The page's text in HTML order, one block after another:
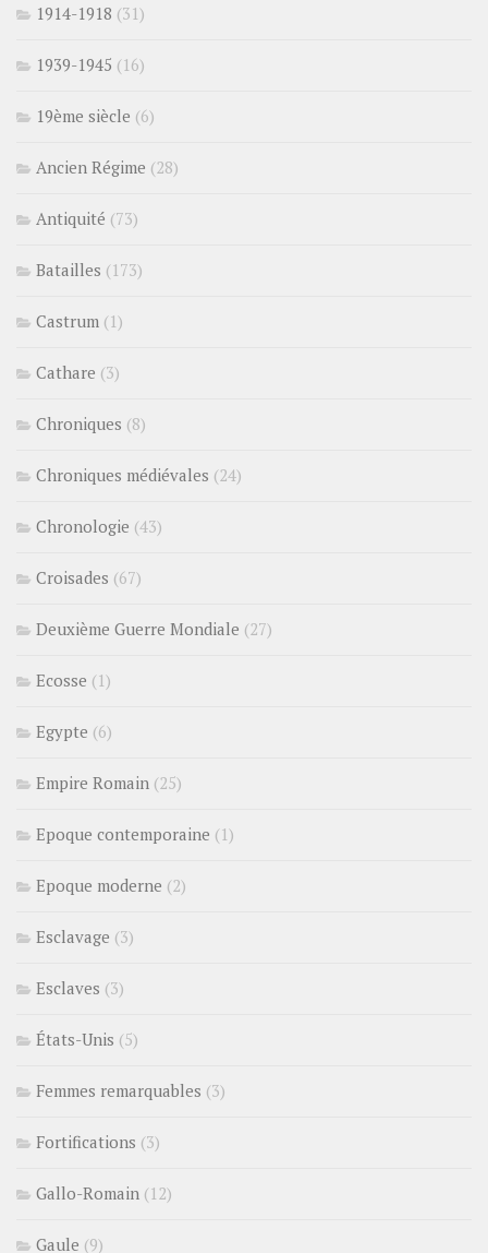
1914-1918 (31)
1939-1945 (16)
19ème siècle (6)
Ancien Régime (28)
Antiquité (73)
Batailles (173)
Castrum (1)
Cathare (3)
Chroniques (8)
Chroniques médiévales (24)
Chronologie (43)
Croisades (67)
Deuxième Guerre Mondiale (27)
Ecosse (1)
Egypte (6)
Empire Romain (25)
Epoque contemporaine (1)
Epoque moderne (2)
Esclavage (3)
Esclaves (3)
États-Unis (5)
Femmes remarquables (3)
Fortifications (3)
Gallo-Romain (12)
Gaule (9)